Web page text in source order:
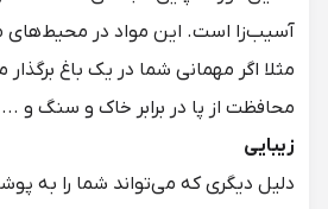
آسیب‌زا است. این مواد در
مثلا اگر مهمانی شما در یک باغ برگذار
محافظت از پا در برابر خاک و سنگ و
زیبایی
دلیل دیگری که می‌تواند شما را به